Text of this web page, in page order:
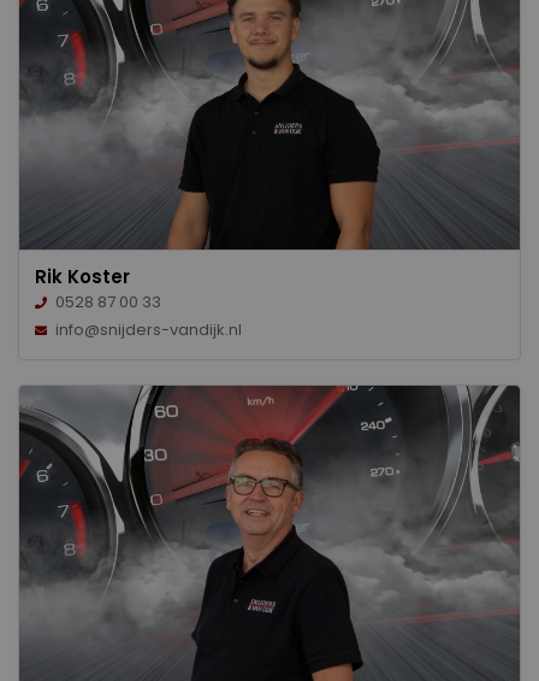
Rik Koster
0528 87 00 33
info@snijders-vandijk.nl